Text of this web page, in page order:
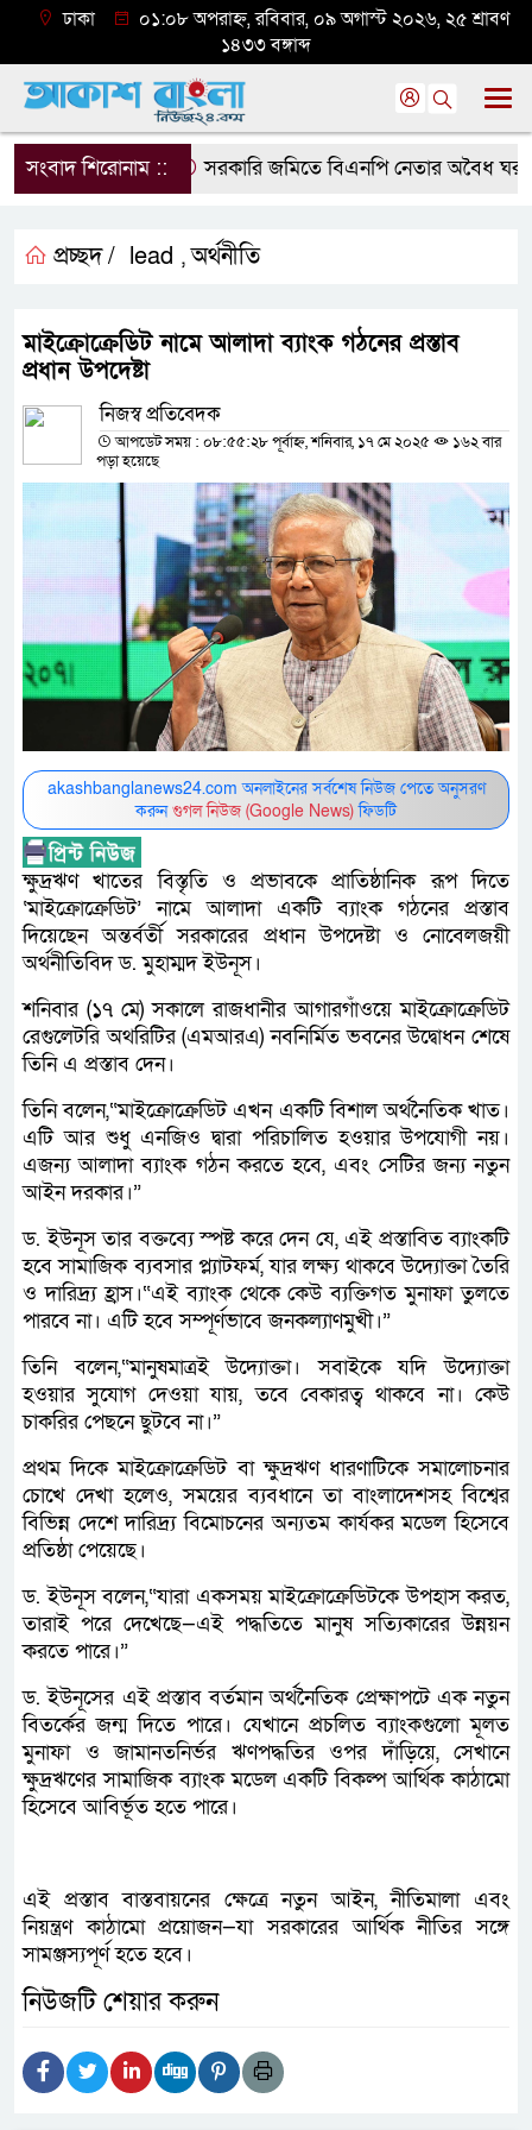
ঢাকা
০১:০৮ অপরাহ্ন, রবিবার, ০৯ অগাস্ট ২০২৬, ২৫ শ্রাবণ
১৪৩৩ বঙ্গাব্দ
সংবাদ শিরোনাম :: সরকারি জমিতে বিএনপি নেতার অবৈধ ঘর
প্রচ্ছদ / lead ,অর্থনীতি
মাইক্রোক্রেডিট নামে আলাদা ব্যাংক গঠনের প্রস্তাব
প্রধান উপদেষ্টা
নিজস্ব প্রতিবেদক
আপডেট সময় : ০৮:৫৫:২৮ পূর্বাহ্ন, শনিবার, ১৭ মে ২০২৫
১৬২ বার
পড়া হয়েছে
akashbanglanews24.com অনলাইনের সর্বশেষ নিউজ পেতে অনুসরণ
করুনগুগল নিউজ (Google News)ফিডটি
ক্ষুদ্রঋণ খাতের বিস্তৃতি ও প্রভাবকে প্রাতিষ্ঠানিক রূপ দিতে
‘মাইক্রোক্রেডিট’ নামে আলাদা একটি ব্যাংক গঠনের প্রস্তাব
দিয়েছেন অন্তর্বর্তী সরকারের প্রধান উপদেষ্টা ও নোবেলজয়ী
অর্থনীতিবিদ ড. মুহাম্মদ ইউনূস।
শনিবার (১৭ মে) সকালে রাজধানীর আগারগাঁওয়ে মাইক্রোক্রেডিট
রেগুলেটরি অথরিটির (এমআরএ) নবনির্মিত ভবনের উদ্বোধন শেষে
তিনি এ প্রস্তাব দেন।
তিনি বলেন,“মাইক্রোক্রেডিট এখন একটি বিশাল অর্থনৈতিক খাত।
এটি আর শুধু এনজিও দ্বারা পরিচালিত হওয়ার উপযোগী নয়।
এজন্য আলাদা ব্যাংক গঠন করতে হবে, এবং সেটির জন্য নতুন
আইন দরকার।”
ড. ইউনূস তার বক্তব্যে স্পষ্ট করে দেন যে, এই প্রস্তাবিত ব্যাংকটি
হবে সামাজিক ব্যবসার প্ল্যাটফর্ম, যার লক্ষ্য থাকবে উদ্যোক্তা তৈরি
ও দারিদ্র্য হ্রাস।“এই ব্যাংক থেকে কেউ ব্যক্তিগত মুনাফা তুলতে
পারবে না। এটি হবে সম্পূর্ণভাবে জনকল্যাণমুখী।”
তিনি বলেন,“মানুষমাত্রই উদ্যোক্তা। সবাইকে যদি উদ্যোক্তা
হওয়ার সুযোগ দেওয়া যায়, তবে বেকারত্ব থাকবে না। কেউ
চাকরির পেছনে ছুটবে না।”
প্রথম দিকে মাইক্রোক্রেডিট বা ক্ষুদ্রঋণ ধারণাটিকে সমালোচনার
চোখে দেখা হলেও, সময়ের ব্যবধানে তা বাংলাদেশসহ বিশ্বের
বিভিন্ন দেশে দারিদ্র্য বিমোচনের অন্যতম কার্যকর মডেল হিসেবে
প্রতিষ্ঠা পেয়েছে।
ড. ইউনূস বলেন,“যারা একসময় মাইক্রোক্রেডিটকে উপহাস করত,
তারাই পরে দেখেছে—এই পদ্ধতিতে মানুষ সত্যিকারের উন্নয়ন
করতে পারে।”
ড. ইউনূসের এই প্রস্তাব বর্তমান অর্থনৈতিক প্রেক্ষাপটে এক নতুন
বিতর্কের জন্ম দিতে পারে। যেখানে প্রচলিত ব্যাংকগুলো মূলত
মুনাফা ও জামানতনির্ভর ঋণপদ্ধতির ওপর দাঁড়িয়ে, সেখানে
ক্ষুদ্রঋণের সামাজিক ব্যাংক মডেল একটি বিকল্প আর্থিক কাঠামো
হিসেবে আবির্ভূত হতে পারে।
এই প্রস্তাব বাস্তবায়নের ক্ষেত্রে নতুন আইন, নীতিমালা এবং
নিয়ন্ত্রণ কাঠামো প্রয়োজন—যা সরকারের আর্থিক নীতির সঙ্গে
সামঞ্জস্যপূর্ণ হতে হবে।
নিউজটি শেয়ার করুন